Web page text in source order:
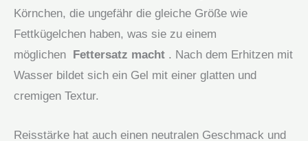
Körnchen, die ungefähr die gleiche Größe wie
Fettkügelchen haben, was sie zu einem
möglichen Fettersatz macht . Nach dem Erhitzen mit
Wasser bildet sich ein Gel mit einer glatten und
cremigen Textur.
Reisstärke hat auch einen neutralen Geschmack und